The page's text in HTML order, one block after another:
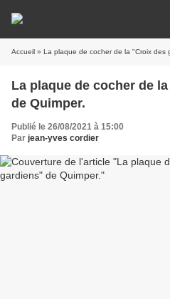
Accueil » La plaque de cocher de la "Croix des
La plaque de cocher de
de Quimper.
Publié le 26/08/2021 à 15:00
Par jean-yves cordier